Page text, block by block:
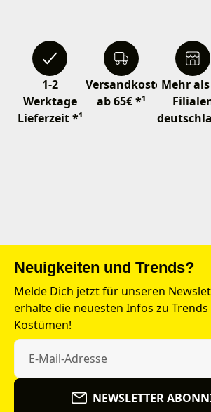
1-2
Werktage
Lieferzeit *¹
Versandkostenfrei
ab 65€ *¹
Mehr als
Neuigkeiten und Trends?
Melde Dich jetzt für unseren
erhalte die neuesten Infos zu
Kostümen!
NEWSLETTER